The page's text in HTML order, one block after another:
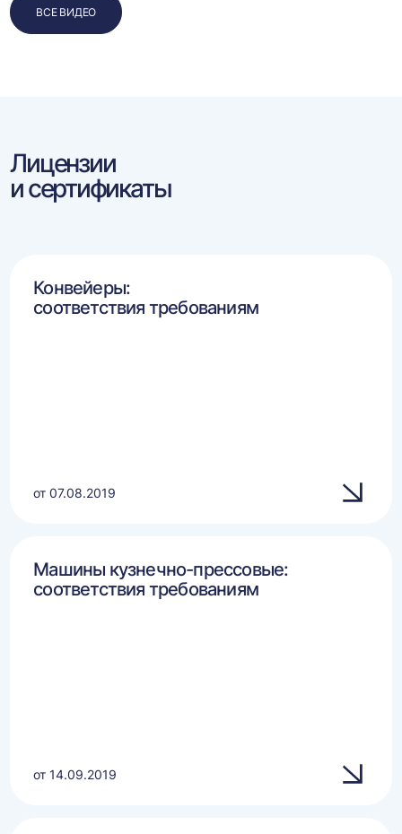
ВСЕ ВИДЕО
Лицензии
и сертификаты
Конвейеры:
соответствия требованиям
от 07.08.2019
Машины кузнечно-прессовые:
соответствия требованиям
от 14.09.2019